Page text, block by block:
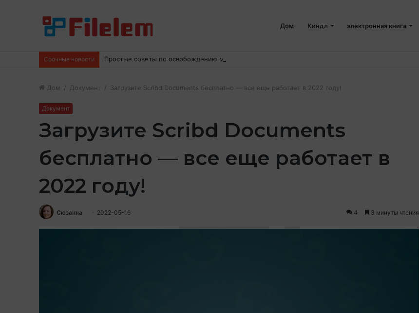
Дом Киндл электронная книга
Срочные новости Простые советы по освобождению места на вашем Mac
Дом / Документ / Загрузите Scribd Documents бесплатно — все еще работает в 2022 году!
Документ
Загрузите Scribd Documents
бесплатно — все еще работает в
2022 году!
Сюзанна 2022-05-16 4 3 минуты чтения